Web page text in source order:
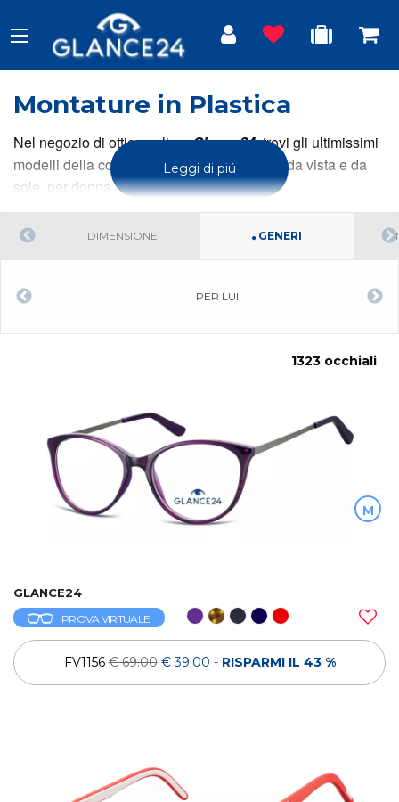
Montature in Plastica
Nel negozio di ottica online,Glance24, trovi gli ultimissimi
modelli della collezione occhiali in plastica da vista e da
sole, per donna e uomo.
Leggi di piú
DIMENSIONE GENERI
PER LUI
1323 occhiali
M
GLANCE24
PROVA VIRTUALE
FV1156€ 69.00 € 39.00 - RISPARMI IL 43 %